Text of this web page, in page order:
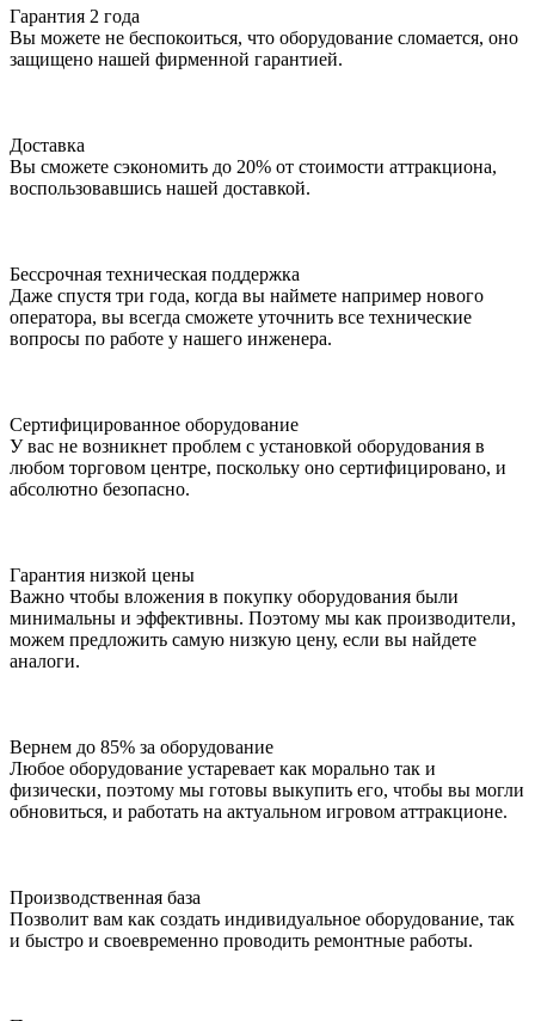
Гарантия 2 года
Вы можете не беспокоиться, что оборудование сломается, оно
защищено нашей фирменной гарантией.
Доставка
Вы сможете сэкономить до 20% от стоимости аттракциона,
воспользовавшись нашей доставкой.
Бессрочная техническая поддержка
Даже спустя три года, когда вы наймете например нового
оператора, вы всегда сможете уточнить все технические
вопросы по работе у нашего инженера.
Сертифицированное оборудование
У вас не возникнет проблем с установкой оборудования в
любом торговом центре, поскольку оно сертифицировано, и
абсолютно безопасно.
Гарантия низкой цены
Важно чтобы вложения в покупку оборудования были
минимальны и эффективны. Поэтому мы как производители,
можем предложить самую низкую цену, если вы найдете
аналоги.
Вернем до 85% за оборудование
Любое оборудование устаревает как морально так и
физически, поэтому мы готовы выкупить его, чтобы вы могли
обновиться, и работать на актуальном игровом аттракционе.
Производственная база
Позволит вам как создать индивидуальное оборудование, так
и быстро и своевременно проводить ремонтные работы.